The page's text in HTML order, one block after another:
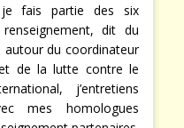
je fais partie des six
dit du
autour du coordinateur
de la lutte contre le
j’entretiens
mes homologues